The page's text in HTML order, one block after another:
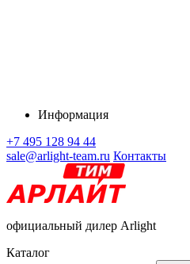
Информация
+7 495 128 94 44
sale@arlight-team.ru Контакты
официальный дилер Arlight
Каталог